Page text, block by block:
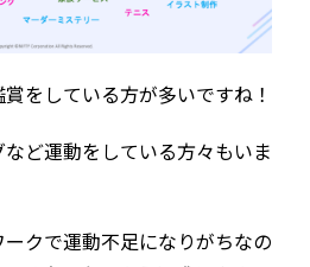
をしている方が多いですね！
ど運動をしている方々もいま
クで運動不足になりがちなの